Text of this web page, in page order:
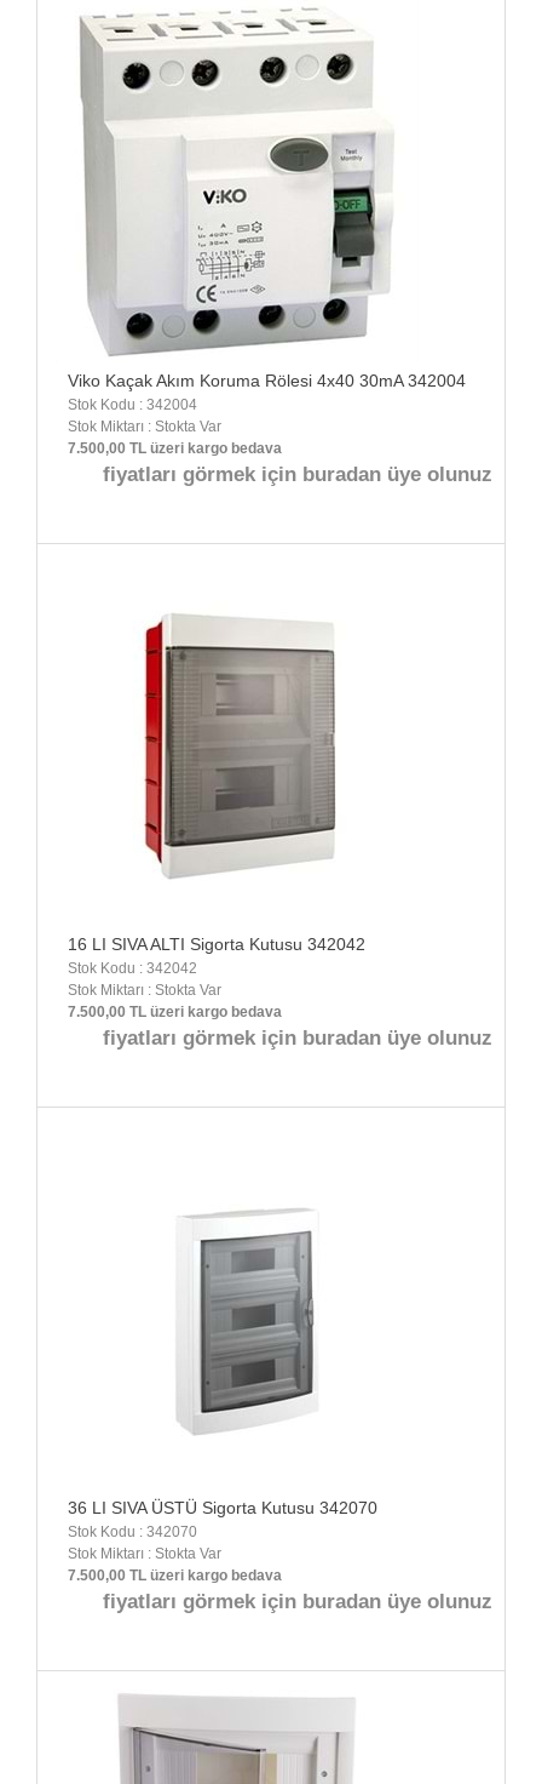
Viko Kaçak Akım Koruma Rölesi 4x40 30mA 342004
Stok Kodu : 342004
Stok Miktarı : Stokta Var
7.500,00 TL üzeri kargo bedava
fiyatları görmek için buradan üye olunuz
16 LI SIVA ALTI Sigorta Kutusu 342042
Stok Kodu : 342042
Stok Miktarı : Stokta Var
7.500,00 TL üzeri kargo bedava
fiyatları görmek için buradan üye olunuz
36 LI SIVA ÜSTÜ Sigorta Kutusu 342070
Stok Kodu : 342070
Stok Miktarı : Stokta Var
7.500,00 TL üzeri kargo bedava
fiyatları görmek için buradan üye olunuz